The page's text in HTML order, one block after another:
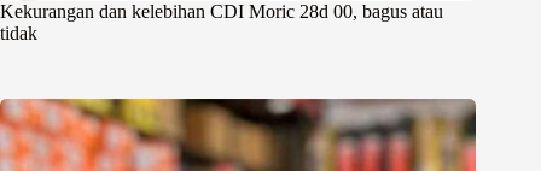
Kekurangan dan kelebihan CDI Moric 28d 00, bagus atau
tidak